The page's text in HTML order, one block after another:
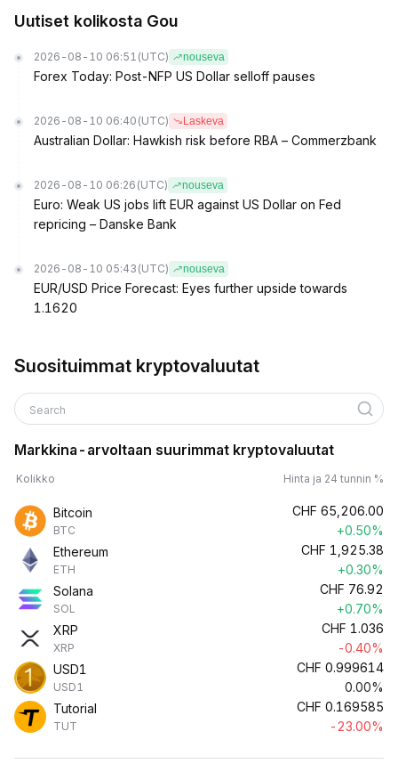
Uutiset kolikosta Gou
2026-08-10 06:51 (UTC) nouseva
Forex Today: Post-NFP US Dollar selloff pauses
2026-08-10 06:40 (UTC) Laskeva
Australian Dollar: Hawkish risk before RBA – Commerzbank
2026-08-10 06:26 (UTC) nouseva
Euro: Weak US jobs lift EUR against US Dollar on Fed
repricing – Danske Bank
2026-08-10 05:43 (UTC) nouseva
EUR/USD Price Forecast: Eyes further upside towards
1.1620
Suosituimmat kryptovaluutat
Search
Markkina-arvoltaan suurimmat kryptovaluutat
Kolikko Hinta ja 24 tunnin %
Bitcoin
BTC
CHF 65,206.00
+0.50%
Ethereum
ETH
CHF 1,925.38
+0.30%
Solana
SOL
CHF 76.92
+0.70%
XRP
XRP
CHF 1.036
-0.40%
USD1
USD1
CHF 0.999614
0.00%
Tutorial
TUT
CHF 0.169585
-23.00%